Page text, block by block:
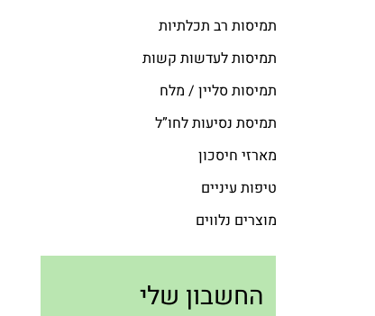
תמיסות רב תכלתיות
תמיסות לעדשות קשות
תמיסות סליין / מלח
תמיסת נסיעות לחו”ל
מארזי חיסכון
טיפות עיניים
מוצרים נלווים
החשבון שלי